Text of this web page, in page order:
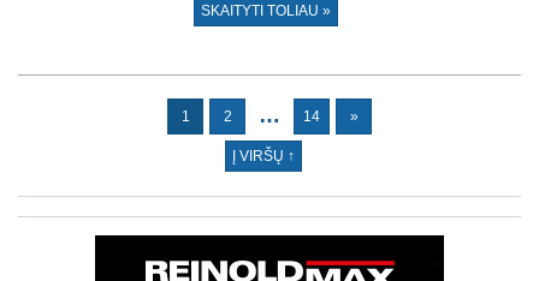
SKAITYTI TOLIAU »
1 2 … 14 »
Į VIRŠŲ ↑